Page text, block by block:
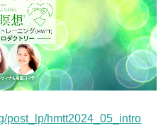
post_lp/hmtt2024_05_intro